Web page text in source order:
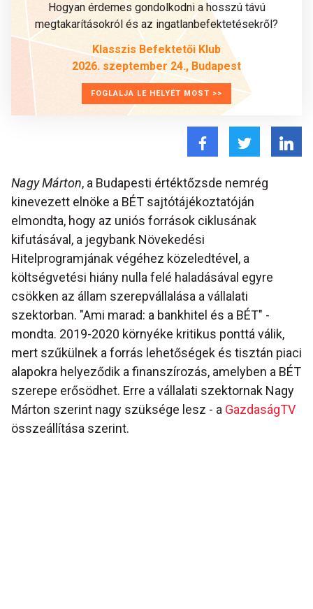
Hogyan érdemes gondolkodni a hosszú távú
megtakarításokról és az ingatlanbefektetésekről?
Klasszis Befektetői Klub
2026. szeptember 24., Budapest
FOGLALJA LE HELYÉT MOST >>
Nagy Márton, a Budapesti értéktőzsde nemrég
kinevezett elnöke a BÉT sajtótájékoztatóján
elmondta, hogy az uniós források ciklusának
kifutásával, a jegybank Növekedési
Hitelprogramjának végéhez közeledtével, a
költségvetési hiány nulla felé haladásával egyre
csökken az állam szerepvállalása a vállalati
szektorban. "Ami marad: a bankhitel és a BÉT" -
mondta. 2019-2020 környéke kritikus ponttá válik,
mert szűkülnek a forrás lehetőségek és tisztán piaci
alapokra helyeződik a finanszírozás, amelyben a BÉT
szerepe erősödhet. Erre a vállalati szektornak Nagy
Márton szerint nagy szüksége lesz - a GazdaságTV
összeállítása szerint.